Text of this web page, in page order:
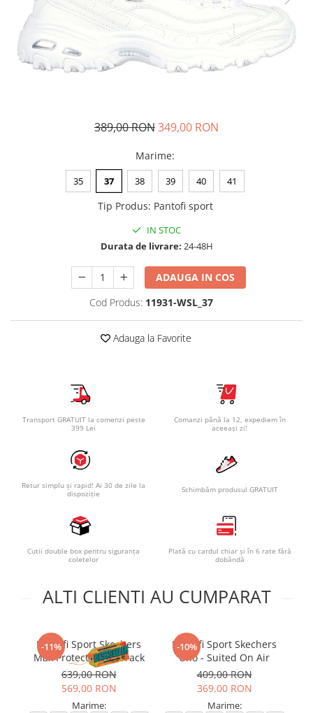
Tricouri copii
Pantaloni lungi copii
Bluze copii
Geci si veste copii
Ingrijire incaltaminte389,00 RON349,00 RON
Marime:
35 37 38 39 40 41
Tip Produs: Pantofi sport
IN STOC
Durata de livrare: 24-48H
ADAUGA IN COS
Cod Produs: 11931-WSL_37
Adauga la Favorite
Transport GRATUIT la comenzi peste
399 Lei
Comanzi până la 12, expediem în
aceeași zi!
Retur simplu și rapid! Ai 30 de zile la
dispoziție
Schimbăm produsul GRATUIT
Cutii double box pentru siguranța
coletelor
Plată cu cardul chiar și în 6 rate fără
dobândă
ALTI CLIENTI AU CUMPARAT
-11%
Pantofi Sport Skechers
Max Protect - Fast Track
639,00 RON
569,00 RON
Marime:
-10%
Pantofi Sport Skechers
Uno - Suited On Air
409,00 RON
369,00 RON
Marime: